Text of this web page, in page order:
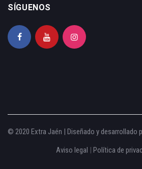
SÍGUENOS
© 2020 Extra Jaén | Diseñado y desarrollado
Aviso legal | Política de